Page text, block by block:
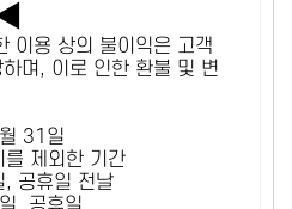
이용 상의 불이익은 고객
며, 이로 인한 환불 및 변
31일
제외한 기간
공휴일 전날